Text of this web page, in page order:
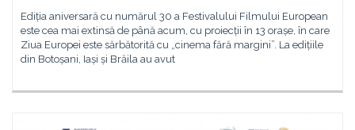
Ediția aniversară cu numărul 30 a Festivalului Filmului European
este cea mai extinsă de până acum, cu proiecții în 13 orașe, în care
Ziua Europei este sărbătorită cu „cinema fără margini”. La edițiile
din Botoșani, Iași și Brăila au avut